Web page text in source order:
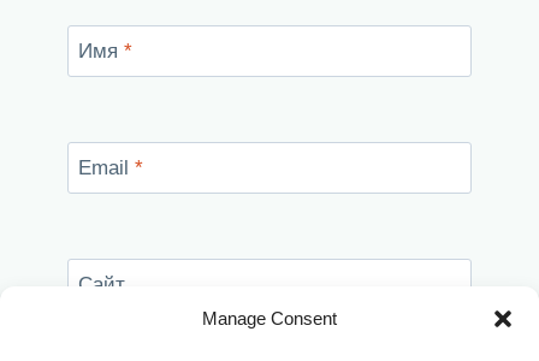
Manage Consent
Имя *
Email *
Сайт